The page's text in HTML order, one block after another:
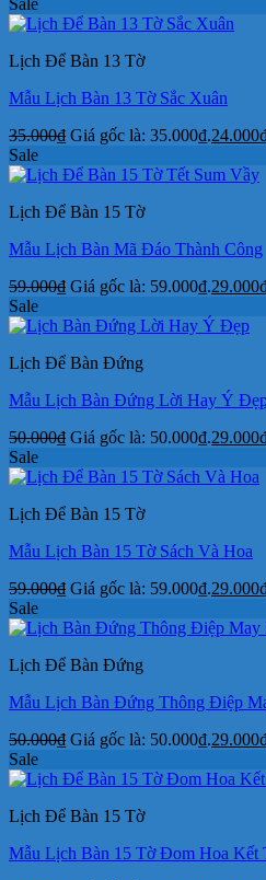
Sale
Lịch Để Bàn 13 Tờ
Mẫu Lịch Bàn 13 Tờ Sắc Xuân
35.000₫ Giá gốc là: 35.000₫.24.000
Sale
Lịch Để Bàn 15 Tờ
Mẫu Lịch Bàn Mã Đáo Thành Công
59.000₫ Giá gốc là: 59.000₫.29.000
Sale
Lịch Để Bàn Đứng
Mẫu Lịch Bàn Đứng Lời Hay Ý
50.000₫ Giá gốc là: 50.000₫.29.000
Sale
Lịch Để Bàn 15 Tờ
Mẫu Lịch Bàn 15 Tờ Sách Và Hoa
59.000₫ Giá gốc là: 59.000₫.29.000
Sale
Lịch Để Bàn Đứng
Mẫu Lịch Bàn Đứng Thông Điệp
50.000₫ Giá gốc là: 50.000₫.29.000
Sale
Lịch Để Bàn 15 Tờ
Mẫu Lịch Bàn 15 Tờ Đom Hoa Kết